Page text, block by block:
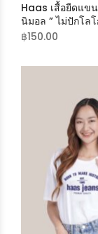
Haas เสื้อยืดแข
นิมอล ” ไม่ปักโลโ
฿150.00